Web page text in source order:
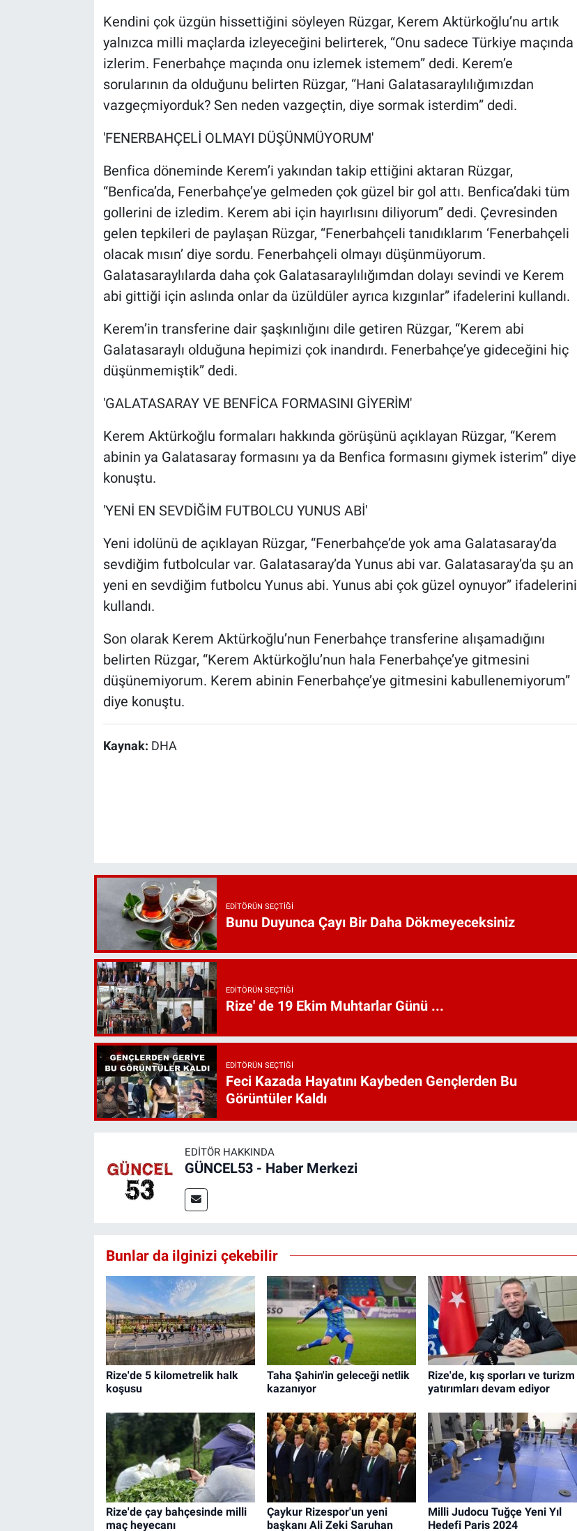
Kendini çok üzgün hissettiğini söyleyen Rüzgar, Kerem Aktürkoğlu’nu artık
yalnızca milli maçlarda izleyeceğini belirterek, “Onu sadece Türkiye maçında
izlerim. Fenerbahçe maçında onu izlemek istemem” dedi. Kerem’e
sorularının da olduğunu belirten Rüzgar, “Hani Galatasaraylılığımızdan
vazgeçmiyorduk? Sen neden vazgeçtin, diye sormak isterdim” dedi.
'FENERBAHÇELİ OLMAYI DÜŞÜNMÜYORUM'
Benfica döneminde Kerem’i yakından takip ettiğini aktaran Rüzgar,
“Benfica’da, Fenerbahçe’ye gelmeden çok güzel bir gol attı. Benfica’daki tüm
gollerini de izledim. Kerem abi için hayırlısını diliyorum” dedi. Çevresinden
gelen tepkileri de paylaşan Rüzgar, “Fenerbahçeli tanıdıklarım ‘Fenerbahçeli
olacak mısın’ diye sordu. Fenerbahçeli olmayı düşünmüyorum.
Galatasaraylılarda daha çok Galatasaraylılığımdan dolayı sevindi ve Kerem
abi gittiği için aslında onlar da üzüldüler ayrıca kızgınlar” ifadelerini kullandı.
Kerem’in transferine dair şaşkınlığını dile getiren Rüzgar, “Kerem abi
Galatasaraylı olduğuna hepimizi çok inandırdı. Fenerbahçe’ye gideceğini hiç
düşünmemiştik” dedi.
'GALATASARAY VE BENFİCA FORMASINI GİYERİM'
Kerem Aktürkoğlu formaları hakkında görüşünü açıklayan Rüzgar, “Kerem
abinin ya Galatasaray formasını ya da Benfica formasını giymek isterim” diye
konuştu.
'YENİ EN SEVDİĞİM FUTBOLCU YUNUS ABİ'
Yeni idolünü de açıklayan Rüzgar, “Fenerbahçe’de yok ama Galatasaray’da
sevdiğim futbolcular var. Galatasaray’da Yunus abi var. Galatasaray’da şu an
yeni en sevdiğim futbolcu Yunus abi. Yunus abi çok güzel oynuyor” ifadelerini
kullandı.
Son olarak Kerem Aktürkoğlu’nun Fenerbahçe transferine alışamadığını
belirten Rüzgar, “Kerem Aktürkoğlu’nun hala Fenerbahçe’ye gitmesini
düşünemiyorum. Kerem abinin Fenerbahçe’ye gitmesini kabullenemiyorum”
diye konuştu.
Kaynak: DHA
EDITÖRÜN SEÇTIĞI
Bunu Duyunca Çayı Bir Daha Dökmeyeceksiniz
EDITÖRÜN SEÇTIĞI
Rize' de 19 Ekim Muhtarlar Günü ...
EDITÖRÜN SEÇTIĞI
Feci Kazada Hayatını Kaybeden Gençlerden Bu
Görüntüler Kaldı
EDITÖR HAKKINDA
GÜNCEL53 - Haber Merkezi
Bunlar da ilginizi çekebilir
Rize'de 5 kilometrelik halk
koşusu
Taha Şahin'in geleceği netlik
kazanıyor
Rize'de, kış sporları ve turizm
yatırımları devam ediyor
Rize'de çay bahçesinde milli
maç heyecanı
Çaykur Rizespor'un yeni
başkanı Ali Zeki Saruhan
Milli Judocu Tuğçe Yeni Yıl
Hedefi Paris 2024